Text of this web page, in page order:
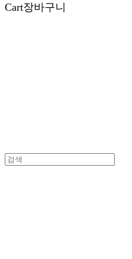
Cart장바구니